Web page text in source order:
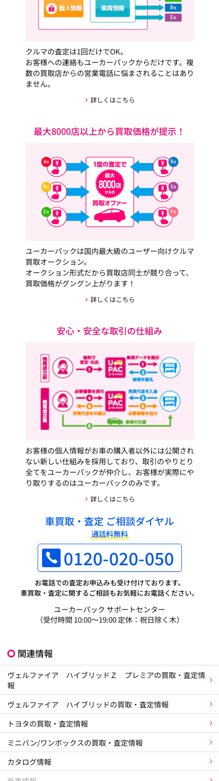
クルマの査定は1回だけでOK。
お客様への連絡もユーカーパックからだけです。複
数の買取店からの営業電話に悩まされることはあり
ません。
詳しくはこちら
最大8000店以上から買取価格が提示！
ユーカーパックは国内最大級のユーザー向けクルマ
買取オークション。
オークション形式だから買取店同士が競り合って、
買取価格がグングン上がります！
詳しくはこちら
安心・安全な取引の仕組み
お客様の個人情報がお車の購入者以外には公開され
ない新しい仕組みを採用しており、取引のやりとり
全てをユーカーパックが仲介し、お客様が実際にや
り取りするのはユーカーパックのみです。
詳しくはこちら
車買取・査定 ご相談ダイヤル
通話料無料
0120-020-050
お電話での査定お申込みも受け付けております。
車買取・査定に関するご相談もお気軽にお電話ください。
ユーカーパック サポートセンター
（受付時間 10:00～19:00 定休：祝日除く木）
関連情報
ヴェルファイア ハイブリッドＺ プレミアの買取・査定情
報
ヴェルファイア ハイブリッドの買取・査定情報
トヨタの買取・査定情報
ミニバン/ワンボックスの買取・査定情報
カタログ情報